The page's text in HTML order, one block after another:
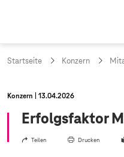
Startseite Konzern
Konzern 13.04.2026
Erfolgsfaktor
Teilen Drucken